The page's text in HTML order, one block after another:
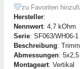
zu Favoriten
Hersteller:
Nennwert: 4,7 kOhm
Serie: SF063/WH06-1
Beschreibung:
Abmessungen:
Montageart: Vertikal